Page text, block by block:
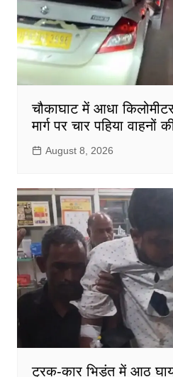
चौकाघाट में आधा
मार्ग पर चार पहिया वाहनों
August 8, 2026
ट्रक-कार भिड़ंत में आठ